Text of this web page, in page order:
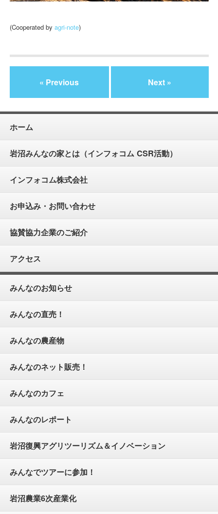
(Cooperated by agri-note)
« Previous Next »
ホーム
岩沼みんなの家とは（インフォコム CSR活動）
インフォコム株式会社
お申込み・お問い合わせ
協賛協力企業のご紹介
アクセス
みんなのお知らせ
みんなの直売！
みんなの農産物
みんなのネット販売！
みんなのカフェ
みんなのレポート
岩沼復興アグリツーリズム＆イノベーション
みんなでツアーに参加！
岩沼農業6次産業化